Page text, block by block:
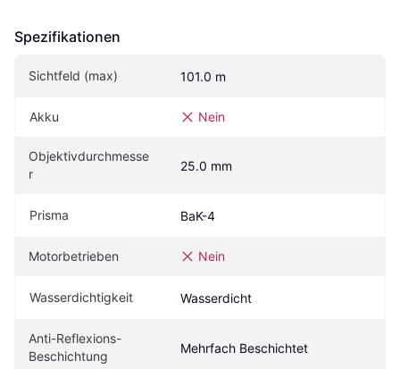
Spezifikationen
Sichtfeld (max) 101.0 m
Akku Nein
Objektivdurchmesse
r
25.0 mm
Prisma BaK-4
Motorbetrieben Nein
Wasserdichtigkeit Wasserdicht
Anti-Reflexions-
Beschichtung
Mehrfach Beschichtet